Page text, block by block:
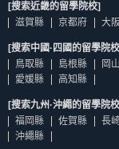
[搜索近畿的留學院校]
滋賀縣
京都府 大
[搜索中國·四國的留學院
鳥取縣
島根縣 岡
愛媛縣
高知縣
[搜索九州·沖繩的留學院
福岡縣
佐賀縣 長
沖繩縣